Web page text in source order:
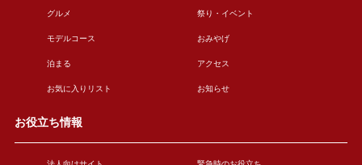
グルメ 祭り・イベント
モデルコース おみやげ
泊まる アクセス
お気に入りリスト お知らせ
お役立ち情報